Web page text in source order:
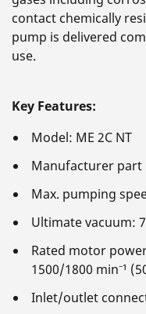
contact chemically
pump is delivered
use.
Key Features:
Model: ME 2C NT
Manufacturer part
Max. pumping
Ultimate vacuum:
Rated motor
1500/1800 min⁻¹
Inlet/outlet